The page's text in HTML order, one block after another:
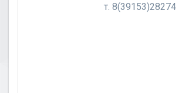
т. 8(39153)28274